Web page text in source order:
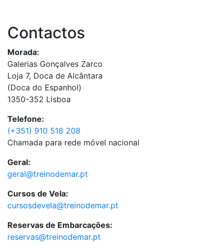
Contactos
Morada:
Galerias Gonçalves Zarco
Loja 7, Doca de Alcântara
(Doca do Espanhol)
1350-352 Lisboa
Telefone:
(+351) 910 518 208
Chamada para rede móvel nacional
Geral:
geral@treinodemar.pt
Cursos de Vela:
cursosdevela@treinodemar.pt
Reservas de Embarcações:
reservas@treinodemar.pt